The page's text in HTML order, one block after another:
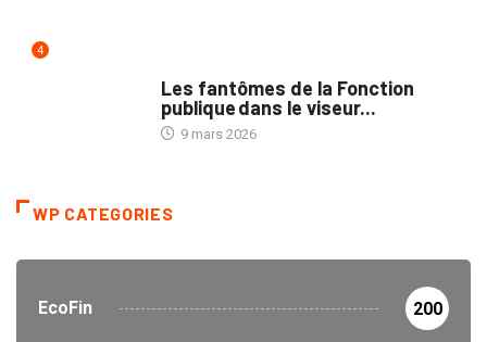
4
Les fantômes de la Fonction
publique dans le viseur...
9 mars 2026
WP CATEGORIES
EcoFin 200